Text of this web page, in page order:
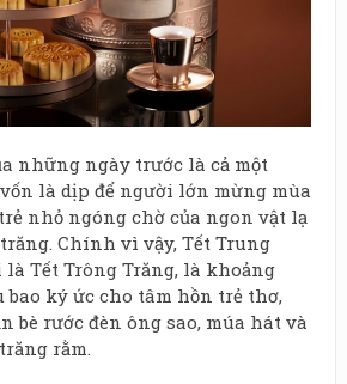
những ngày trước là cả một
là dịp để người lớn mừng mùa
nhỏ ngóng chờ của ngon vật lạ
Chính vì vậy, Tết Trung
là Tết Trông Trăng, là khoảng
ký ức cho tâm hồn trẻ thơ,
bè rước đèn ông sao, múa hát và
rằm.